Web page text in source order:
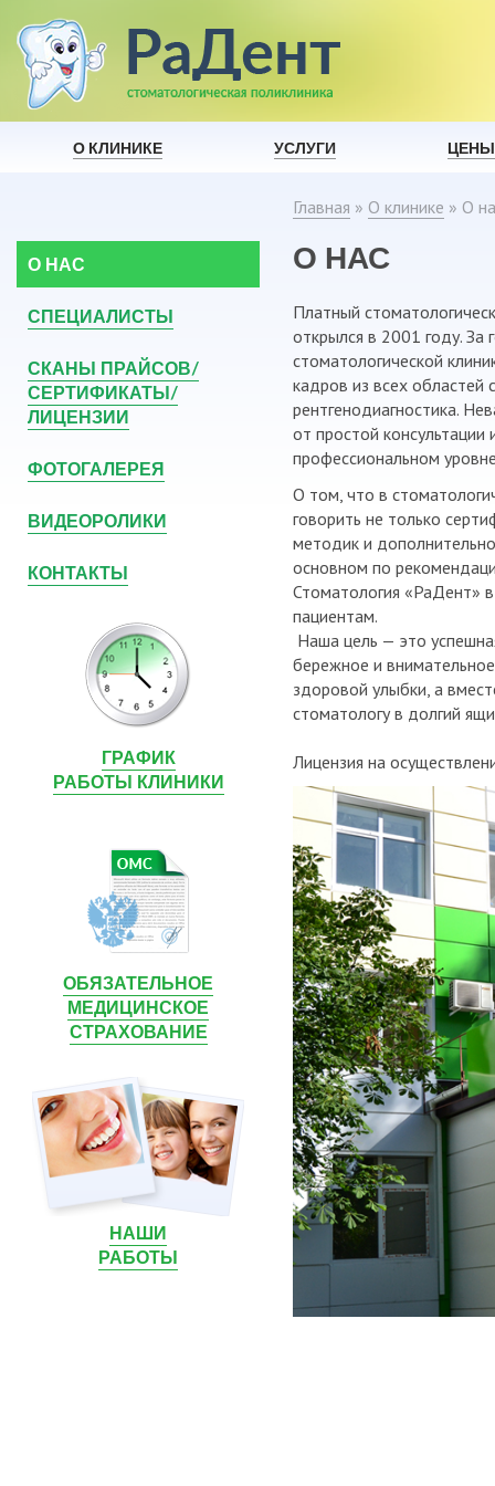
О КЛИНИКЕ УСЛУГИ ЦЕНЫ
О НАС
СПЕЦИАЛИСТЫ
СКАНЫ ПРАЙСОВ/
СЕРТИФИКАТЫ/
ЛИЦЕНЗИИ
ФОТОГАЛЕРЕЯ
ВИДЕОРОЛИКИ
КОНТАКТЫ
ГРАФИК
РАБОТЫ КЛИНИКИ
ОБЯЗАТЕЛЬНОЕ
МЕДИЦИНСКОЕ
СТРАХОВАНИЕ
НАШИ
РАБОТЫ
Главная » О клинике » О
О НАС
Платный
открылся в 2001 году.
стоматологической
кадров из всех областей
рентгенодиагностика.
от простой
профессиональном
О том, что в
говорить не только
методик и
основном по
Стоматология «РаДент»
пациентам.
Наша цель — это
бережное и
здоровой улыбки, а
стоматологу в долгий
Лицензия на